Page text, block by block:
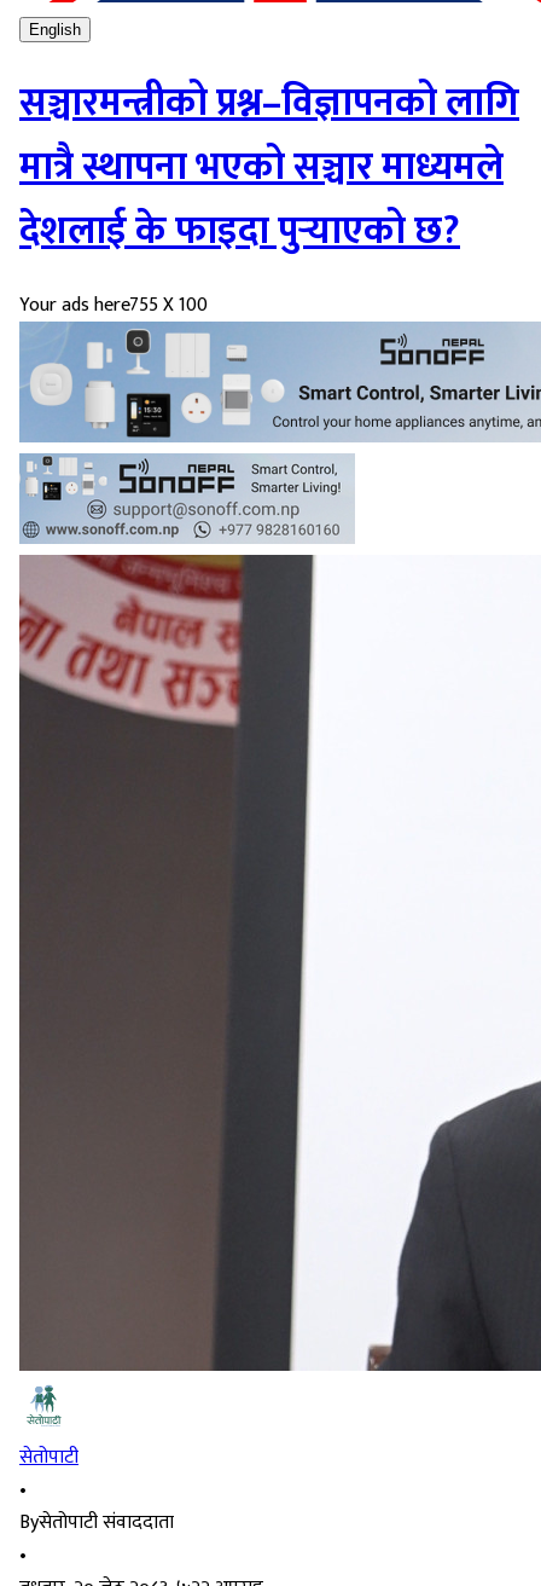
English
सञ्चारमन्त्रीको प्रश्न–विज्ञापनको लागि
मात्रै स्थापना भएको सञ्चार माध्यमले
देशलाई के फाइदा पुर्‍याएको छ?
Your ads here755 X 100
सेतोपाटी
•
Byसेतोपाटी संवाददाता
•